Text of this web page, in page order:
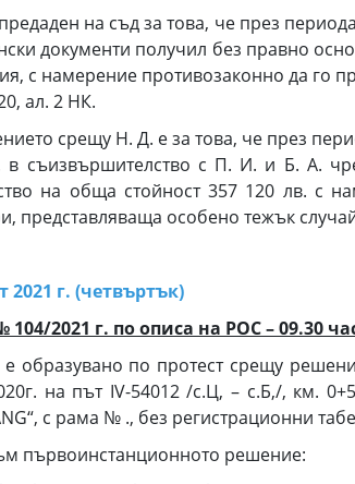
на съд за това, че през
документи получил без правно
с намерение противозаконно да го
ал. 2 НК.
срещу Н. Д. е за това, че през
в съизвършителство с П. И. и Б. А.
на обща стойност 357 120 лв. с
представляваща особено тежък
2021 г. (четвъртък)
2021 г. по описа на РОС – 09.30
е образувано по протест срещу
на път IV-54012 /с.Ц, – с.Б,/, км.
с рама № ., без регистрационни
първоинстанционното решение: